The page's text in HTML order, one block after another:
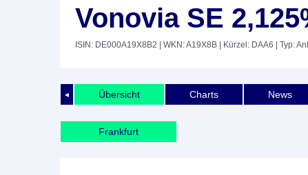
Vonovia SE
ISIN: DE000A19X8B2 | WKN: A19X8B | Kürzel: DAA6 | Typ:
◄ Übersicht Charts News
Frankfurt